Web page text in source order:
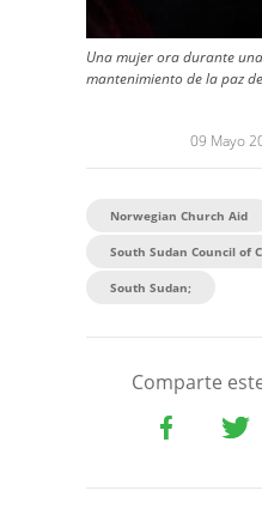
Una mujer ora durante
mantenimiento de la paz
09 Mayo
Norwegian Church Aid
South Sudan Council of
South Sudan;
Comparte